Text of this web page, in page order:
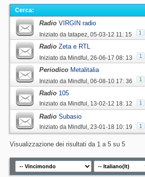
Cerca:
Radio VIRGIN radio
Iniziato da tatapez‎, 05-03-12 11: 15 1
Radio Zeta e RTL
Iniziato da Mindful ‎, 26-06-17 08: 13 1
Periodico Metalitalia
Iniziato da Mindful ‎, 06-08-10 17: 36 1
Radio 105
Iniziato da Mindful ‎, 13-02-12 18: 12 1
Radio Subasio
Iniziato da Mindful ‎, 23-01-18 10: 19 1
Visualizzazione dei risultati da 1 a 5 su 5